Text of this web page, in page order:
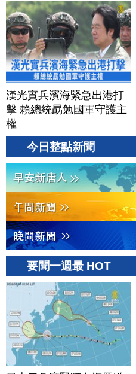
漢光實兵濱海緊急出港打
擊 賴總統勗勉國軍守護主
權
今日整點新聞
要聞一週最 HOT